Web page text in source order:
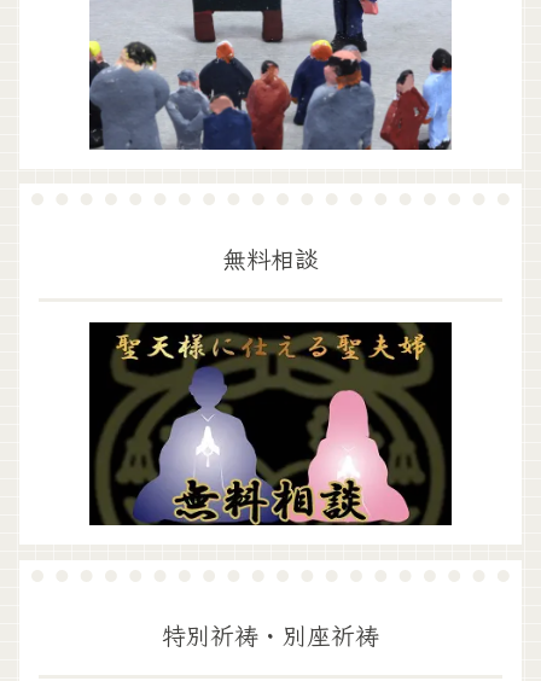
無料相談
特別祈祷・別座祈祷